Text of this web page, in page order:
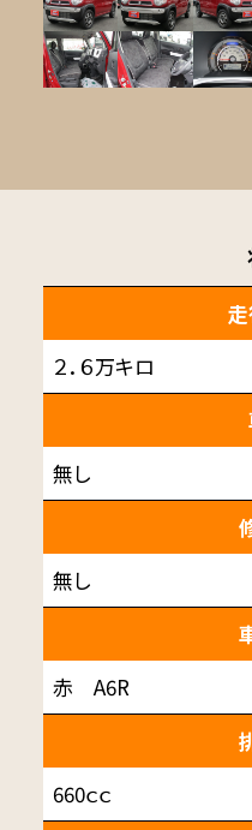
２．６万キロ
無し
無し
赤 A6R
660ｃｃ